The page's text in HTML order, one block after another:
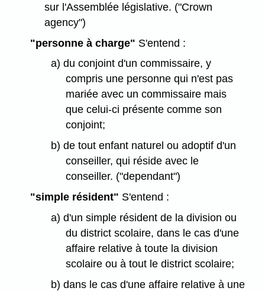
sur l'Assemblée législative. ("Crown
agency")
"personne à charge" S'entend :
a) du conjoint d'un commissaire, y
compris une personne qui n'est pas
mariée avec un commissaire mais
que celui-ci présente comme son
conjoint;
b) de tout enfant naturel ou adoptif d'un
conseiller, qui réside avec le
conseiller. ("dependant")
"simple résident" S'entend :
a) d'un simple résident de la division ou
du district scolaire, dans le cas d'une
affaire relative à toute la division
scolaire ou à tout le district scolaire;
b) dans le cas d'une affaire relative à une